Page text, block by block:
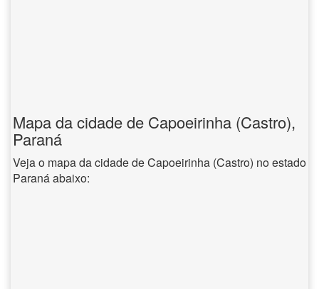
Mapa da cidade de Capoeirinha (Castro),
Paraná
Veja o mapa da cidade de Capoeirinha (Castro) no estado
Paraná abaixo: